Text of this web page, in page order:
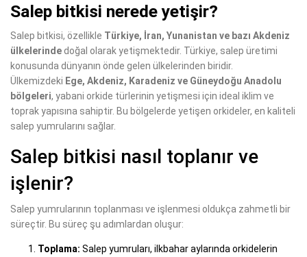
Salep bitkisi nerede yetişir?
Salep bitkisi, özellikle Türkiye, İran, Yunanistan ve bazı Akdeniz
ülkelerinde doğal olarak yetişmektedir. Türkiye, salep üretimi
konusunda dünyanın önde gelen ülkelerinden biridir.
Ülkemizdeki Ege, Akdeniz, Karadeniz ve Güneydoğu Anadolu
bölgeleri, yabani orkide türlerinin yetişmesi için ideal iklim ve
toprak yapısına sahiptir. Bu bölgelerde yetişen orkideler, en kaliteli
salep yumrularını sağlar.
Salep bitkisi nasıl toplanır ve
işlenir?
Salep yumrularının toplanması ve işlenmesi oldukça zahmetli bir
süreçtir. Bu süreç şu adımlardan oluşur:
Toplama: Salep yumruları, ilkbahar aylarında orkidelerin